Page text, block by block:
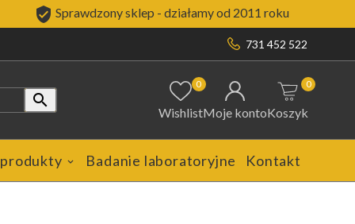
 Sprawdzony sklep - działamy od 2011 roku
731 452 522

0
WishlistMoje kontoKoszyk
0
Badanie laboratoryjne Kontakt